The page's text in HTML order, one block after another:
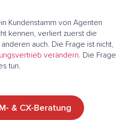
Kundenstamm von Agenten
kennen, verliert zuerst die
auch. Die Frage ist nicht,
verändern. Die Frage
tun.
& CX-Beratung